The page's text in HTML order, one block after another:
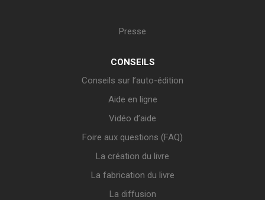
Presse
CONSEILS
Conseils sur l’auto-édition
Aide en ligne
Vidéo d’aide
Foire aux questions (FAQ)
La création du livre
La fabrication du livre
La diffusion